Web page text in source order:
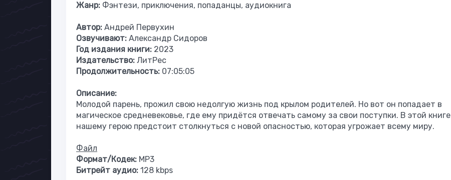
Жанр: Фэнтези, приключения, попаданцы, аудиокнига
Автор: Андрей Первухин
Озвучивают: Александр Сидоров
Год издания книги: 2023
Издательство: ЛитРес
Продолжительность: 07:05:05
Описание:
Молодой парень, прожил свою недолгую жизнь под крылом родителей. Но вот он попадает в
магическое средневековье, где ему придётся отвечать самому за свои поступки. В этой книге
нашему герою предстоит столкнуться с новой опасностью, которая угрожает всему миру.
Файл
Формат/Кодек: МР3
Битрейт аудио: 128 kbps